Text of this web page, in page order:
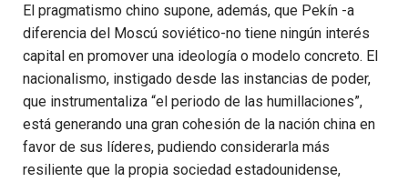
El pragmatismo chino supone, además, que Pekín -a
diferencia del Moscú soviético-no tiene ningún interés
capital en promover una ideología o modelo concreto. El
nacionalismo, instigado desde las instancias de poder,
que instrumentaliza “el periodo de las humillaciones”,
está generando una gran cohesión de la nación china en
favor de sus líderes, pudiendo considerarla más
resiliente que la propia sociedad estadounidense,